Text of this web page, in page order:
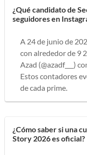
¿Qué candidato de
seguidores en
A 24 de junio de
con alrededor de 9
Azad (@azadf___)
Estos contadores
de cada prime.
¿Cómo saber si una
Story 2026 es oficial?